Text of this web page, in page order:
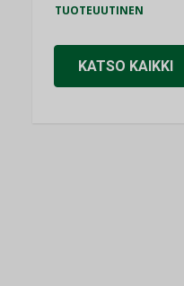
TUOTEUUTINEN
KATSO KAIKKI